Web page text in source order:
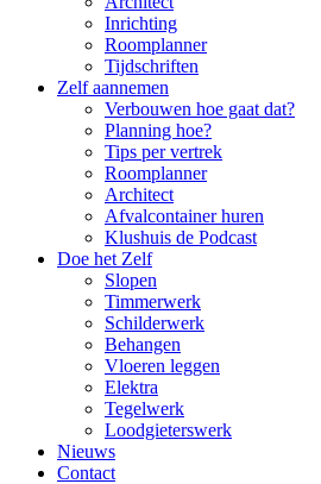
Inrichting
Roomplanner
Tijdschriften
Zelf aannemen
Verbouwen hoe gaat dat?
Planning hoe?
Tips per vertrek
Roomplanner
Architect
Afvalcontainer huren
Klushuis de Podcast
Doe het Zelf
Slopen
Timmerwerk
Schilderwerk
Behangen
Vloeren leggen
Elektra
Tegelwerk
Loodgieterswerk
Nieuws
Contact